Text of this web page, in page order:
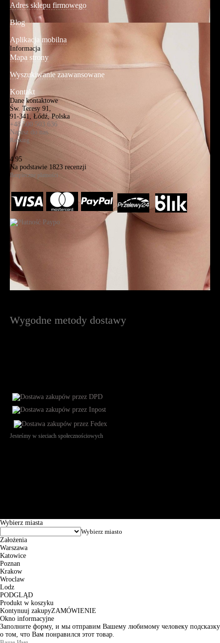
Adres sklepu firmowego
Blog
Aplikacja mobilna
Informacja
Mapa strony
Wyszukiwanie zaawansowane
Kontakt
Dane kontaktowe
Św. Teresy 91,
91-341, Łódź, Polska
+48 500 503 636
Napisz do nas
Ranking
4.95
Na podstawie 1823recenzji
Bezpieczne płatności
Wygodne metody dostawy
Jesteśmy w sieciach społecznościowych
Wybierz miasta
Założenia
Warszawa
Katowice
Poznan
Krakow
Wroclaw
Lodz
PODGLĄD
Produkt w koszyku
Kontynuuj zakupyZAMÓWIENIE
Okno informacyjne
Заполните форму, и мы отправим Вашему любимому человеку подсказку
о том, что Вам понравился этот товар.